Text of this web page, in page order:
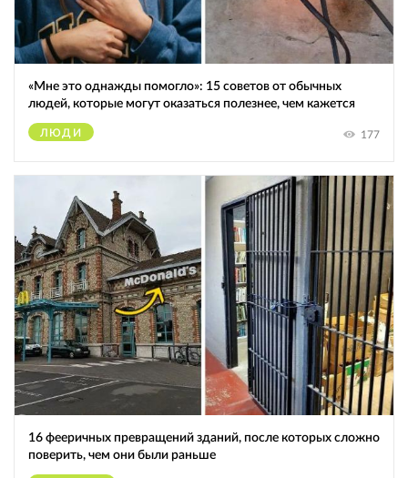
«Мне это однажды помогло»: 15 советов от обычных
людей, которые могут оказаться полезнее, чем кажется
ЛЮДИ 177
16 фееричных превращений зданий, после которых сложно
поверить, чем они были раньше